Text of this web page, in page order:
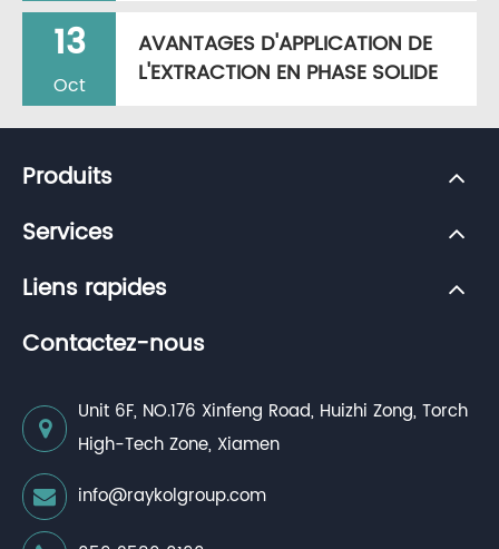
13
Oct
AVANTAGES D'APPLICATION DE
L'EXTRACTION EN PHASE SOLIDE
Produits
Services
Liens rapides
Contactez-nous
Unit 6F, NO.176 Xinfeng Road, Huizhi Zong, Torch
High-Tech Zone, Xiamen
info@raykolgroup.com